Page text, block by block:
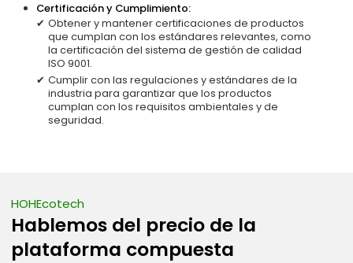
Certificación y Cumplimiento:
Obtener y mantener certificaciones de productos
que cumplan con los estándares relevantes, como
la certificación del sistema de gestión de calidad
ISO 9001.
Cumplir con las regulaciones y estándares de la
industria para garantizar que los productos
cumplan con los requisitos ambientales y de
seguridad.
HOHEcotech
Hablemos del precio de la
plataforma compuesta